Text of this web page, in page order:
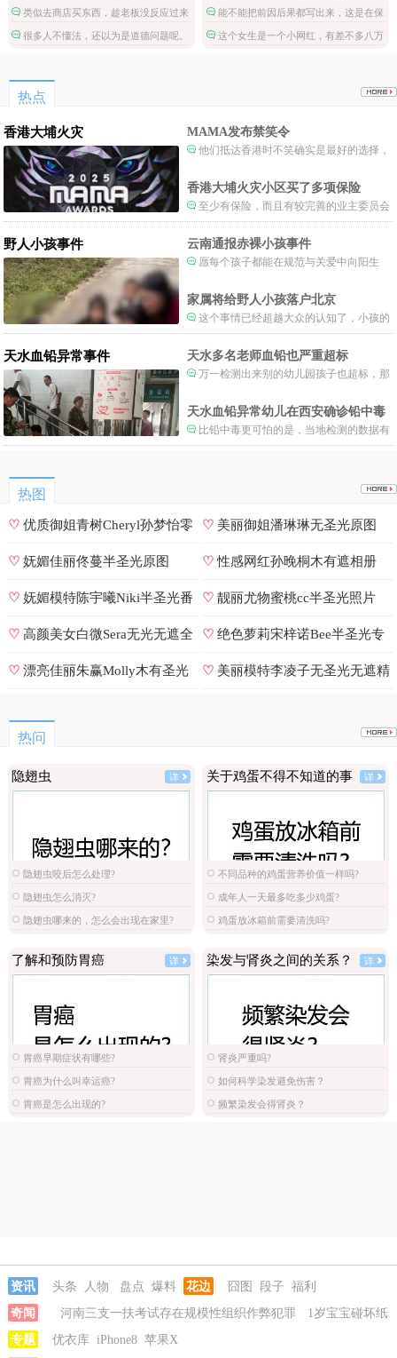
类似去商店买东西，趁老板没反应过来
拿了就跑。
很多人不懂法，还以为是道德问题呢。
导网暴攻击
能不能把前因后果都写出来，这是在保
护施害人吗。
这个女生是一个小网红，有差不多八万
热点
香港大埔火灾 MAMA发布禁笑令
他们抵达香港时不笑确实是最好的选择，
一种保护吧。
香港大埔火灾小区买了多项保险
至少有保险，而且有较完善的业主委员会
制度。
野人小孩事件 云南通报赤裸小孩事件
愿每个孩子都能在规范与关爱中向阳生
家属将给野人小孩落户北京
这个事情已经超越大众的认知了，小孩的
形体和状态已经畸形了，得尽快送医。
天水血铅异常事件 天水多名老师血铅也严重超标
万一检测出来别的幼儿园孩子也超标，那
天水血铅异常幼儿在西安确诊铅中毒
比铅中毒更可怕的是，当地检测的数据有
可能被造假。
热图
♡优质御姐青树Cheryl孙梦怡零
遮罩私拍
♡ 美丽御姐潘琳琳无圣光原图
♡妩媚佳丽佟蔓半圣光原图 ♡性感网红孙晚桐木有遮相册
♡妩媚模特陈宇曦Niki半圣光番
号
♡ 靓丽尤物蜜桃cc半圣光照片
♡高颜美女白微Sera无光无遮全
集
♡ 绝色萝莉宋梓诺Bee半圣光专
辑
♡漂亮佳丽朱赢Molly木有圣光 ♡ 美丽模特李凌子无圣光无遮精
热问
隐翅虫 详
隐翅虫咬后怎么处理?
隐翅虫怎么消灭?
隐翅虫哪来的，怎么会出现在家里?
关于鸡蛋不得不知道的事 详
不同品种的鸡蛋营养价值一样吗?
成年人一天最多吃多少鸡蛋?
鸡蛋放冰箱前需要清洗吗?
了解和预防胃癌 详
胃癌早期症状有哪些?
胃癌为什么叫幸运癌?
胃癌是怎么出现的?
染发与肾炎之间的关系？ 详
肾炎严重吗?
如何科学染发避免伤害？
频繁染发会得肾炎？
资讯 头条 人物 盘点 爆料 花边 囧图 段子 福利
奇闻
河南三支一扶考试存在规模性组织作弊犯罪
1岁宝宝碰坏纸
巾盒三亚酒店索赔924元
专题 优衣库 iPhone8 苹果X